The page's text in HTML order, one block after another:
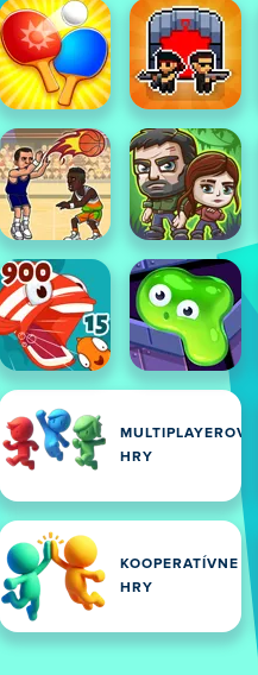
MULTIPLAYEROVÉ
HRY
KOOPERATÍVNE
HRY